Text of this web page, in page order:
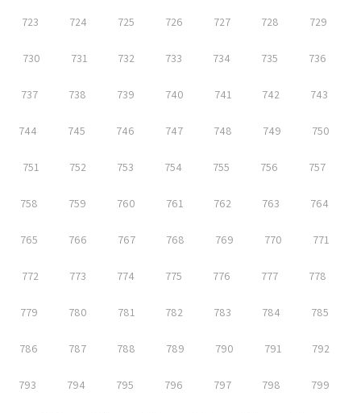
723 724 725 726 727 728 729
730 731 732 733 734 735 736
737 738 739 740 741 742 743
744 745 746 747 748 749 750
751 752 753 754 755 756 757
758 759 760 761 762 763 764
765 766 767 768 769 770 771
772 773 774 775 776 777 778
779 780 781 782 783 784 785
786 787 788 789 790 791 792
793 794 795 796 797 798 799